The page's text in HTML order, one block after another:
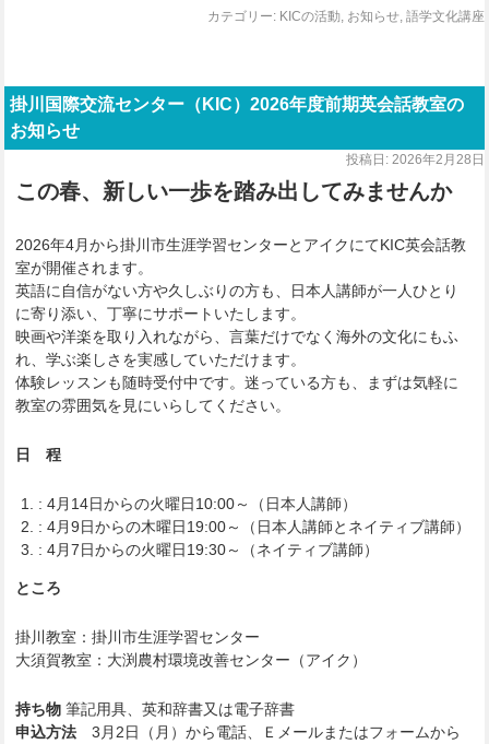
カテゴリー: KICの活動 お知らせ, 語学文化講座
掛川国際交流センター（KIC）2026年度前期英会話教室の
お知らせ
投稿日: 2026年2月28日
この春、新しい一歩を踏み出してみませんか
2026年4月から掛川市生涯学習センターとアイクにてKIC英会話教
室が開催されます。
英語に自信がない方や久しぶりの方も、日本人講師が一人ひとり
に寄り添い、丁寧にサポートいたします。
映画や洋楽を取り入れながら、言葉だけでなく海外の文化にもふ
れ、学ぶ楽しさを実感していただけます。
体験レッスンも随時受付中です。迷っている方も、まずは気軽に
教室の雰囲気を見にいらしてください。
日 程
: 4月14日からの火曜日10:00～（日本人講師）
: 4月9日からの木曜日19:00～（日本人講師とネイティブ講師）
: 4月7日からの火曜日19:30～（ネイティブ講師）
ところ
掛川教室：掛川市生涯学習センター
大須賀教室：大渕農村環境改善センター（アイク）
持ち物 筆記用具、英和辞書又は電子辞書
申込方法 3月2日（月）から電話、Ｅメールまたはフォームから